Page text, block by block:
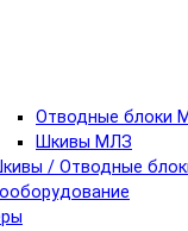
Отводные блоки
Шкивы МЛЗ
/ Отводные